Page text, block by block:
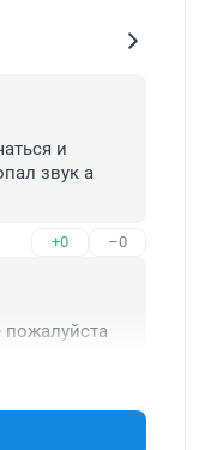
и
звук а
+0 –0
пожалуйста